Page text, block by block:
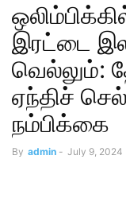
இரட்டை
வெல்லும்:
ஏந்திச்
நம்பிக்கை
By admin - July 9, 2024